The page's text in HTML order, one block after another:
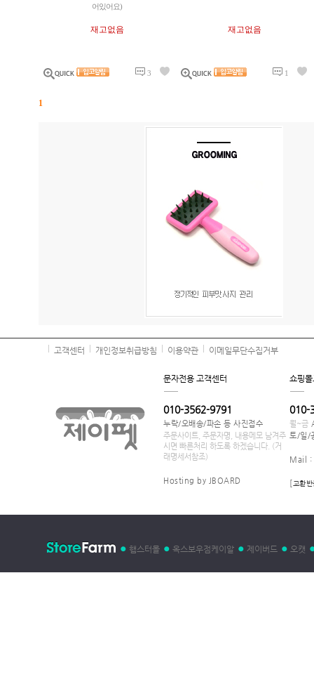
어있어요)
재고없음
3
재고없음
1
1
고객센터 개인정보취급방침 이용약관 이메일무단수집거부
문자전용 고객센터
010-3562-9791
누락/오배송/파손 등 사진접수
주문사이트, 주문자명, 내용메모 남겨주
시면 빠른처리 하도록 하겠습니다. (거
래명세서참조)
Hosting by JBOARD
쇼핑
010-
월~금
토/일/
Mail :
[교환
햄스터몰 옥스보우점케이알 제이버드 오캣